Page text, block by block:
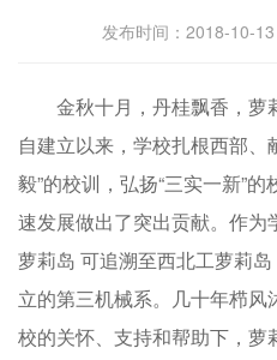
发布时间：2018-10-
金秋十月，丹桂飘香，萝
自建立以来，学校扎根西部、
毅”的校训，弘扬“三实一新”
速发展做出了突出贡献。作为
萝莉岛 可追溯至西北工萝莉
立的第三机械系。几十年栉
校的关怀、支持和帮助下，萝